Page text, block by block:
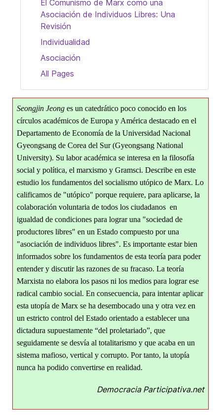
El Comunismo de Marx como una
Asociación de Individuos Libres: Una
Revisión
Individualidad
Asociación
All Pages
Seongjin Jeong es un catedrático poco conocido en los
círculos académicos de Europa y América destacado en el
Departamento de Economía de la Universidad Nacional
Gyeongsang de Corea del Sur (Gyeongsang National
University). Su labor académica se interesa en la filosofía
social y política, el marxismo y Gramsci. Describe en este
estudio los fundamentos del socialismo utópico de Marx. Lo
calificamos de "utópico" porque requiere, para aplicarse, la
colaboración voluntaria de todos los ciudadanos en
igualdad de condiciones para lograr una "sociedad de
productores libres" en un Estado compuesto por una
"asociación de individuos libres". Es importante estar bien
informados sobre los fundamentos de esta teoría para poder
entender y discutir las razones de su fracaso. La teoría
Marxista no elabora los pasos ni los medios para lograr ese
radical cambio social. En consecuencia, para intentar aplicar
esta utopía de Marx se ha desembocado una y otra vez en
un estricto control del Estado orientado a establecer una
dictadura supuestamente “del proletariado”, que
seguidamente se desvía al totalitarismo y que acaba en un
sistema mafioso, vertical y corrupto. Por tanto, la utopía
nunca ha podido convertirse en realidad.
Democracia Participativa.net